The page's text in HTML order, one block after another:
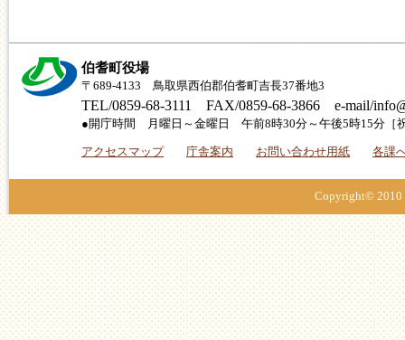
伯耆町役場
〒689-4133 鳥取県西伯郡伯耆町吉長37番地3
TEL/0859-68-3111 FAX/0859-68-3866 e-mail/
●開庁時間 月曜日～金曜日 午前8時30分～午後5時15分［
アクセスマップ 庁舎案内 お問い合わせ用紙 各課
Copyright© 2010